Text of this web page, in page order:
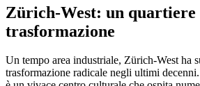
Zürich-West: un quartiere
trasformazione
Un tempo area industriale, Zürich-West ha
trasformazione radicale negli ultimi